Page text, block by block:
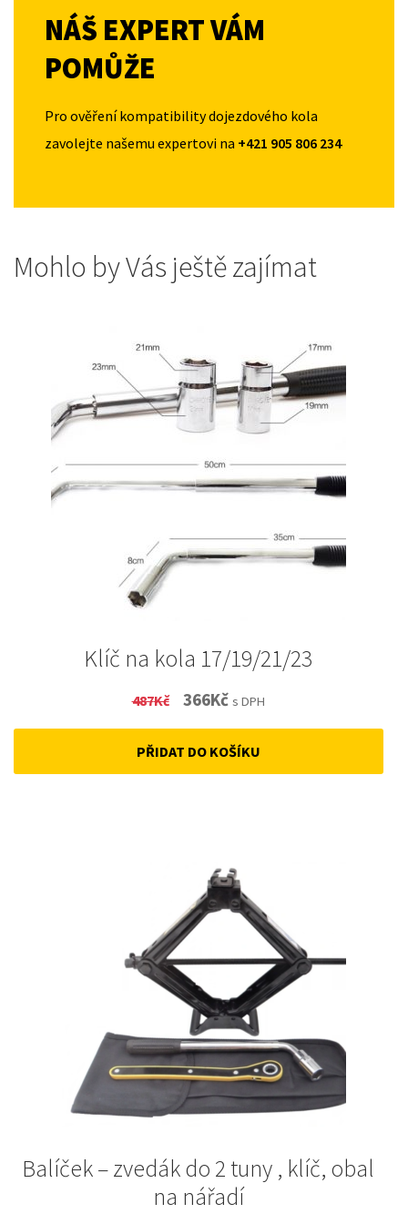
NÁŠ EXPERT VÁM
POMŮŽE
Pro ověření kompatibility dojezdového kola
zavolejte našemu expertovi na +421 905 806 234
Mohlo by Vás ještě zajímat
Klíč na kola 17/19/21/23
487Kč
Original
price
was:
366KčCurrent
price
is:
s DPH
PŘIDAT DO KOŠÍKU
Balíček – zvedák do 2 tuny , klíč, obal
na nářadí